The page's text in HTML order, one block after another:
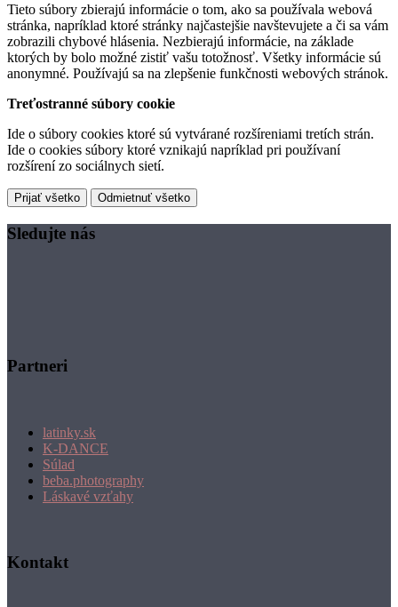
Tieto súbory zbierajú informácie o tom, ako sa používala webová
stránka, napríklad ktoré stránky najčastejšie navštevujete a či sa vám
zobrazili chybové hlásenia. Nezbierajú informácie, na základe
ktorých by bolo možné zistiť vašu totožnosť. Všetky informácie sú
anonymné. Používajú sa na zlepšenie funkčnosti webových stránok.
Treťostranné súbory cookie
Ide o súbory cookies ktoré sú vytvárané rozšíreniami tretích strán.
Ide o cookies súbory ktoré vznikajú napríklad pri používaní
rozšírení zo sociálnych sietí.
Prijať všetko Odmietnuť všetko
Sledujte nás
Partneri
latinky.sk
K-DANCE
Súlad
beba.photography
Láskavé vzťahy
Kontakt